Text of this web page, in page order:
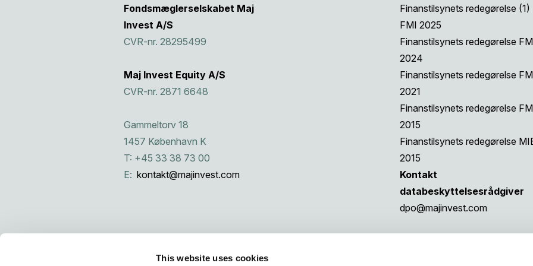
This website uses cookies
Fondsmæglerselskabet Maj
Invest A/S
CVR-nr. 28295499
Maj Invest Equity A/S
CVR-nr. 2871 6648
Gammeltorv 18
1457 København K
T: +45 33 38 73 00
E: kontakt@majinvest.com
Finanstilsynets redegørelse (1)
FMI 2025
Finanstilsynets redegørelse
2024
Finanstilsynets redegørelse
2021
Finanstilsynets redegørelse
2015
Finanstilsynets redegørelse
2015
Kontakt
databeskyttelsesrådgiver
dpo@majinvest.com